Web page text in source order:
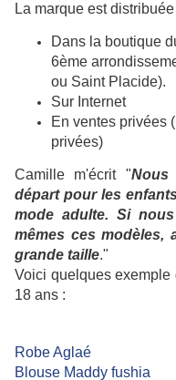
La marque est distribuée
Dans la boutique
6ème
ou Saint Placide).
Sur Internet
En ventes privées
privées)
Camille m'écrit "Nous
départ pour les
mode adulte. Si
mêmes ces modèles,
grande taille."
Voici quelques exemple
18 ans :
Robe Aglaé
Blouse Maddy fushia